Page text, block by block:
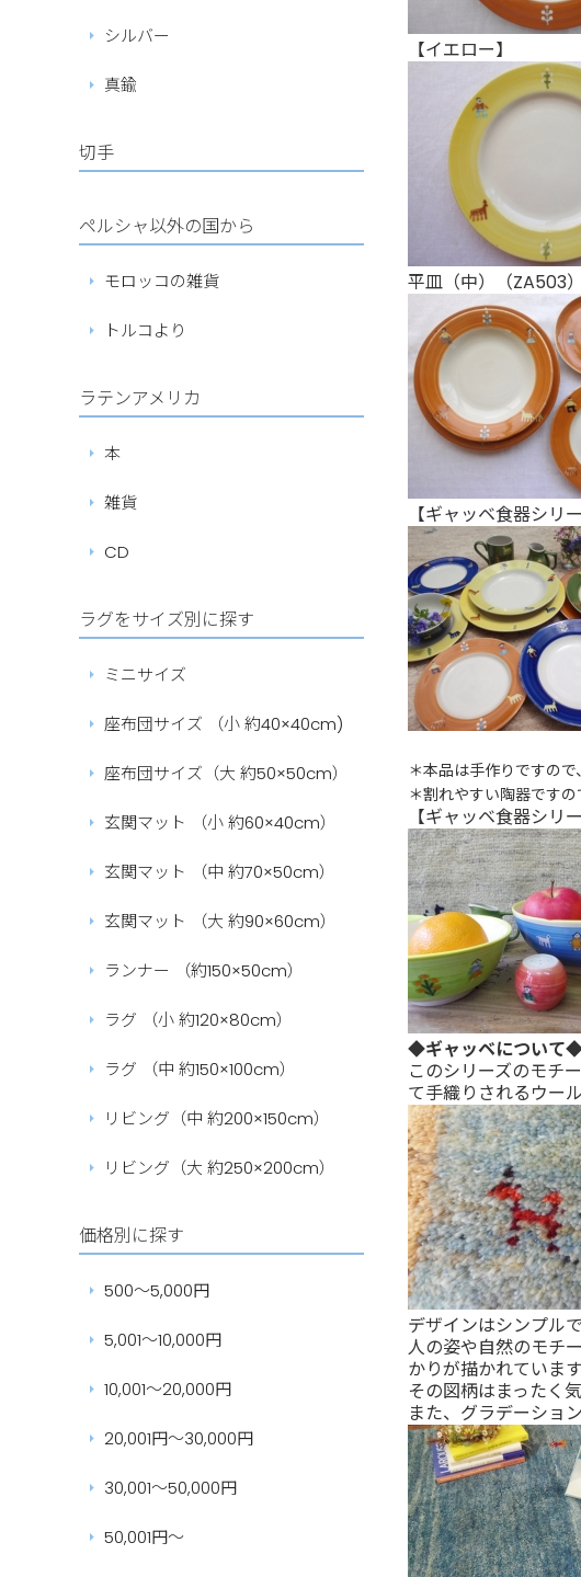
【イエロー】
平皿（中）（ZA503）
【ギャッベ食器シリ
＊本品は手作りですの
＊割れやすい陶器です
【ギャッベ食器シリ
◆ギャッベについて
このシリーズのモチ
て手織りされるウー
デザインはシンプル
人の姿や自然のモチ
かりが描かれています
その図柄はまったく
また、グラデーショ
シルバー
真鍮
切手
ペルシャ以外の国から
モロッコの雑貨
トルコより
ラテンアメリカ
本
雑貨
CD
ラグをサイズ別に探す
ミニサイズ
座布団サイズ （小 約40×40cm)
座布団サイズ（大 約50×50cm）
玄関マット （小 約60×40cm）
玄関マット （中 約70×50cm）
玄関マット （大 約90×60cm）
ランナー （約150×50cm）
ラグ （小 約120×80cm）
ラグ （中 約150×100cm）
リビング（中 約200×150cm）
リビング（大 約250×200cm）
価格別に探す
500～5,000円
5,001～10,000円
10,001～20,000円
20,001円～30,000円
30,001～50,000円
50,001円～